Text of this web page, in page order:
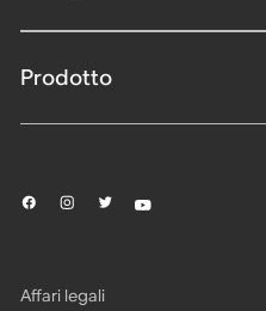
Prodotto
Affari legali